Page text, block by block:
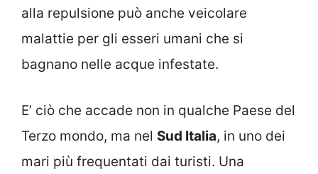
alla repulsione può anche veicolare
malattie per gli esseri umani che si
bagnano nelle acque infestate.
E’ ciò che accade non in qualche Paese del
Terzo mondo, ma nel Sud Italia, in uno dei
mari più frequentati dai turisti. Una